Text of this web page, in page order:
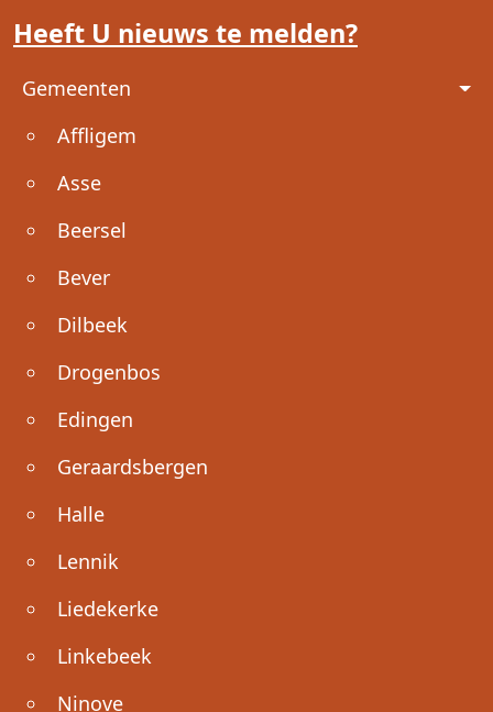
Heeft U nieuws te melden?
Voet
Gemeenten
Affligem
Asse
Beersel
Bever
Dilbeek
Drogenbos
Edingen
Geraardsbergen
Halle
Lennik
Liedekerke
Linkebeek
Ninove